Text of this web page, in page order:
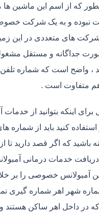
که از اسم این ماشین ها
نبوده و به یک شرکت
شرکت های متعددی در این
جداگانه و مستقل مشغول
، واضح است که شماره تلفن
متفاوت است .
برای اینکه بتوانید از خدمات
کنید باید از شماره
باشید که اگر قصد دارید تا
خدمات درمانی
شهر اهر شماره گیری
در داخل اهر ساکن هستند و